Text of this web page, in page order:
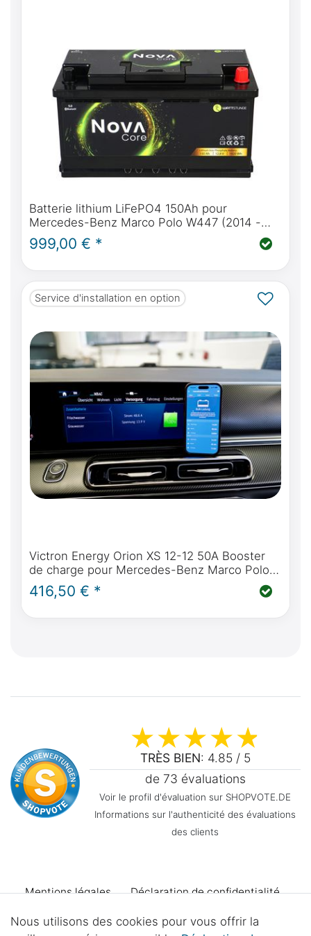
Batterie lithium LiFePO4 150Ah pour
Mercedes-Benz Marco Polo W447 (2014 -
aujourd'hui) & W639 (2004 - 2014) |
WATTSTUNDE® NOVA Core 150Ah
999,00 € *
Service d'installation en option
Victron Energy Orion XS 12-12 50A Booster
de charge pour Mercedes-Benz Marco Polo,
Horizon, Activity
416,50 € *
TRÈS BIEN: 4.85 / 5
de 73 évaluations
Voir le profil d'évaluation sur SHOPVOTE.DE
Informations sur l'authenticité des évaluations
des clients
Mentions légales Déclaration de confidentialité
Nous utilisons des cookies pour vous offrir la